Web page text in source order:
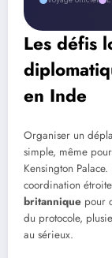
Les défis
en Inde
Organiser un
simple, même
Kensington
coordination
britannique pour
du protocole,
au sérieux.